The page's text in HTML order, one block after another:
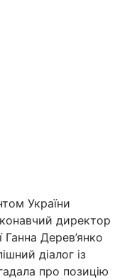
України
директор
Ганна Дерев’янко
діалог із
про позицію